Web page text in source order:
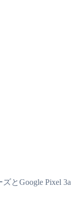
とGoogle Pixel 3a